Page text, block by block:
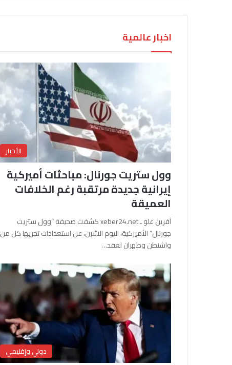
اخبار عالمية
الأخبار
وول ستريت جورنال: مباحثات أميركية
إيرانية جديدة مرتقبة رغم الخلافات
العميقة
آفرين علو ـ xeber24.net كشفت صحيفة “وول ستريت
جورنال” الأميركية، اليوم الاثنين، عن استعدادات تجريها كل من
واشنطن وطهران لعقد…
دولي وإقليمي